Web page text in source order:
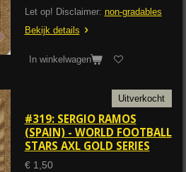
Let op! Disclaimer: non-gradables
Bekijk details
In winkelwagen
Uitverkocht
#319: SERGIO RAMOS
(SPAIN) - WORLD FOOTBALL
STARS AXL GOLD SERIES
€ 1,50